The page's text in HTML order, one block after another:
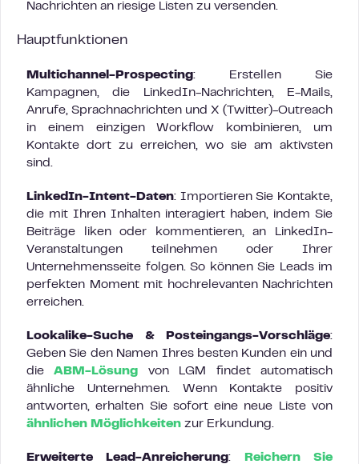
Nachrichten an riesige Listen zu versenden.
Hauptfunktionen
Multichannel-Prospecting: Erstellen Sie
Kampagnen, die LinkedIn-Nachrichten, E-Mails,
Anrufe, Sprachnachrichten und X (Twitter)-Outreach
in einem einzigen Workflow kombinieren, um
Kontakte dort zu erreichen, wo sie am aktivsten
sind.
LinkedIn-Intent-Daten: Importieren Sie Kontakte,
die mit Ihren Inhalten interagiert haben, indem Sie
Beiträge liken oder kommentieren, an LinkedIn-
Veranstaltungen teilnehmen oder Ihrer
Unternehmensseite folgen. So können Sie Leads im
perfekten Moment mit hochrelevanten Nachrichten
erreichen.
Lookalike-Suche & Posteingangs-Vorschläge:
Geben Sie den Namen Ihres besten Kunden ein und
dieABM-Lösung von LGM findet automatisch
ähnliche Unternehmen. Wenn Kontakte positiv
antworten, erhalten Sie sofort eine neue Liste von
ähnlichen Möglichkeiten zur Erkundung.
Erweiterte Lead-Anreicherung:
Reichern Sie